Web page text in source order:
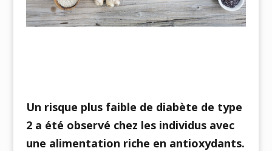
Un risque plus faible de diabète de type
2 a été observé chez les individus avec
une alimentation riche en antioxydants.